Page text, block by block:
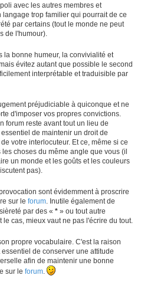
avec les autres membres et
langage trop familier qui pourrait de ce
par certains (tout le monde ne peut
de l'humour).
la bonne humeur, la convivialité et
évitez autant que possible le second
interprétable et traduisible par
préjudiciable à quiconque et ne
d'imposer vos propres convictions.
forum reste avant tout un lieu de
de maintenir un droit de
votre interlocuteur. Et ce, même si ce
choses du même angle que vous (il
un monde et les goûts et les couleurs
pas).
sont évidemment à proscrire
sur le forum. Inutile également de
par des « * » ou tout autre
le cas, mieux vaut ne pas l'écrire du tout.
propre vocabulaire. C'est la raison
de conserver une attitude
afin de maintenir une bonne
sur le forum.